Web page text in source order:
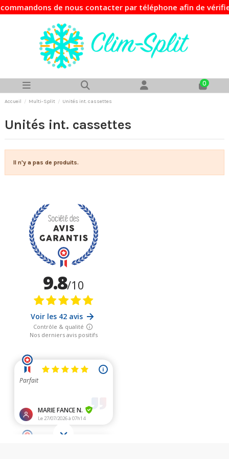
de nous contacter par téléphone afin de
0
Accueil Multi-Split Unités int. cassettes
Unités int. cassettes
Il n'y a pas de produits.